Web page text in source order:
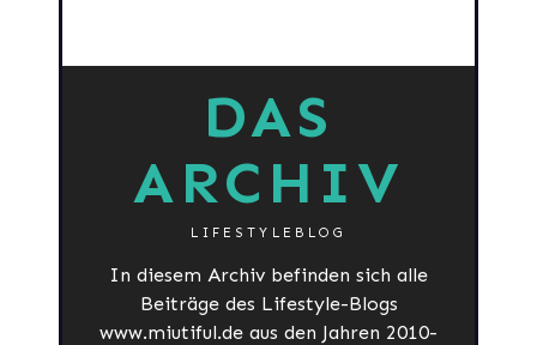
DAS
ARCHIV
LIFESTYLEBLOG
In diesem Archiv befinden sich alle
Beiträge des Lifestyle-Blogs
www.miutiful.de aus den Jahren 2010-